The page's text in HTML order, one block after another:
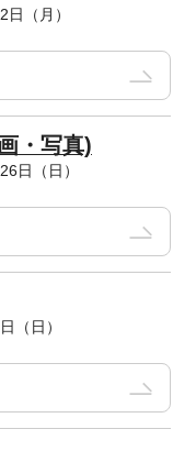
（月）
・写真)
日（日）
（日）